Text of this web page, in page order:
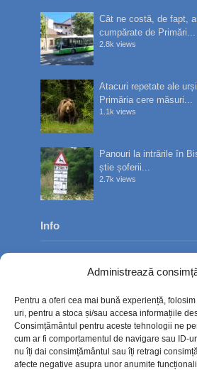
Administrează
Pentru a oferi cea mai bună experiență,
uri, pentru a stoca și/sau accesa informațiile
Consimțământul pentru aceste tehnologii ne
cum ar fi comportamentul de navigare sau ID-
nu îți dai consimțământul sau îți retragi
afecte negative asupra unor anumite
Cât ne costă, de fapt,
cumpărate de Primări...
2.8k views
Atacuri repetate ale
Primăria cere măsuri...
1.1k views
Panouri la intrările în
știe șoferii...
2.7k views
Info
Contact
Politica de confidențialitate
Politică cookie-uri (UE)